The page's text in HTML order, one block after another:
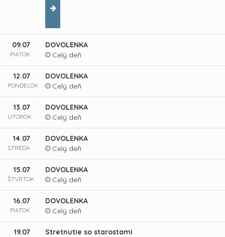
09.07
PIATOK
DOVOLENKA
Celý deň
12.07
PONDELOK
DOVOLENKA
Celý deň
13.07
UTOROK
DOVOLENKA
Celý deň
14.07
STREDA
DOVOLENKA
Celý deň
15.07
ŠTVRTOK
DOVOLENKA
Celý deň
16.07
PIATOK
DOVOLENKA
Celý deň
19.07
Stretnutie so starostami